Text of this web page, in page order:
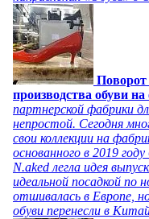
Поворот
производства обуви
партнерской фабрики
непростой. Сегодня
свои коллекции на
основанного в 2019
N.aked легла идея
идеальной посадкой по
отшивалась в Европе,
обуви перенесли в